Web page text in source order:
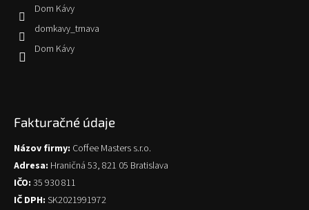
Dom Kávy
domkavy_trnava
Dom Kávy
Fakturačné údaje
Názov firmy: Coffee Masters s.r.o.
Adresa: Hraničná 53, 821 05 Bratislava
IČO: 35 930 811
IČ DPH: SK2021991972